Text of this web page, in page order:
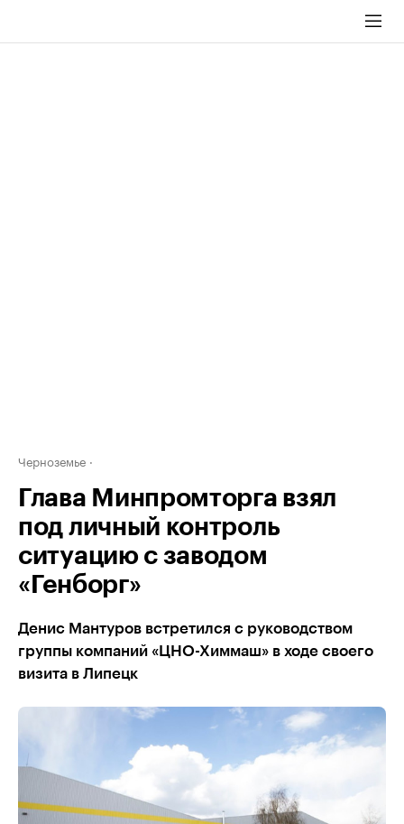
Черноземье
Глава Минпромторга взял
под личный контроль
ситуацию с заводом
«Генборг»
Денис Мантуров встретился с руководством
группы компаний «ЦНО-Химмаш» в ходе своего
визита в Липецк